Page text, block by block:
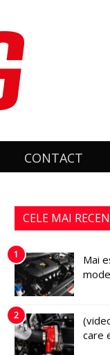
CONTACT
CELE MAI
1
Mai
2
care